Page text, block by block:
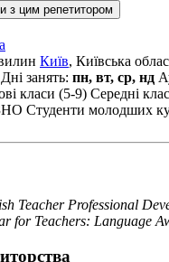
з цим репетитором
Київ, Київська
Дні занять: пн, вт, ср, нд
класи (5-9) Середні
Студенти молодших
Teacher Professional
for Teachers: Language